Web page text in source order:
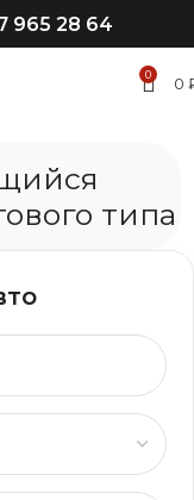
965 28 64
0 0
типа